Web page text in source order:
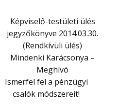
Képviselő-testületi ülés
jegyzőkönyve 2014.03.30.
(Rendkívüli ülés)
Mindenki Karácsonya –
Meghívó
Ismerfel fel a pénzügyi
csalók módszereit!